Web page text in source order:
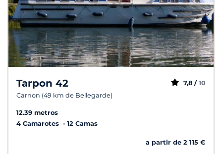
Tarpon 42
Carnon (49 km de Bellegarde)
7,8 / 10
12.39 metros
4 Camarotes
12 Camas
a partir de 2 115 €